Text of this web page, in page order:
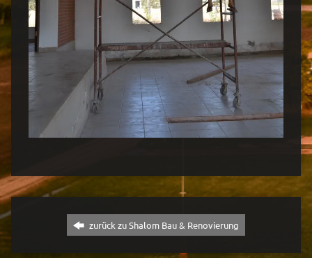
zurück zu Shalom Bau & Renovierung